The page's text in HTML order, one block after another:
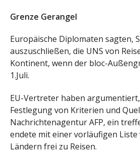
Grenze Gerangel
Europäische Diplomaten sagten,
auszuschließen, die UNS von
Kontinent, wenn der bloc-
1.Juli.
EU-Vertreter haben
Festlegung von Kriterien und
Nachrichtenagentur AFP, ein
endete mit einer vorläufigen Liste
Ländern frei zu Reisen.